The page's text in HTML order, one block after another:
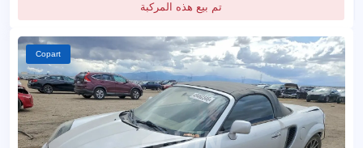
تم بيع هذه المركبة
Copart